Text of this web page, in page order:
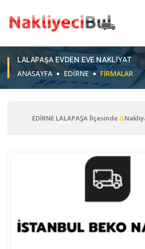
LALAPAŞA EVDEN EVE NAKLIYAT
ANASAYFA EDİRNE FIRMALAR
EDİRNE LALAPAŞA İlçesinde 6